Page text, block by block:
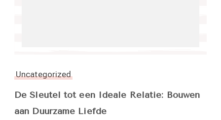
Uncategorized
De Sleutel tot een Ideale Relatie: Bouwen
aan Duurzame Liefde